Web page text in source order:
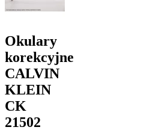
Okulary
korekcyjne
CALVIN
KLEIN
CK
21502